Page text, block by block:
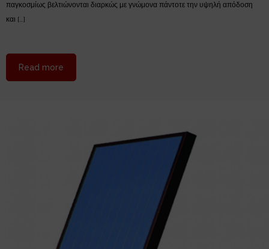
παγκοσμίως βελτιώνονται διαρκώς με γνώμονα πάντοτε την υψηλή απόδοση
και […]
Read more